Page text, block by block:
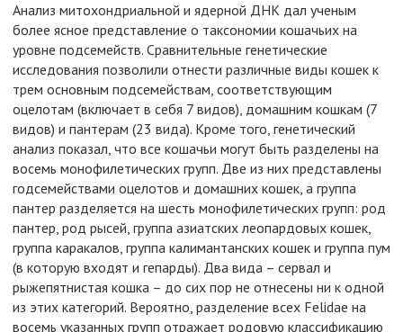
Анализ митохондриальной и ядерной ДНК дал ученым
более ясное представление о таксономии кошачьих на
уровне подсемейств. Сравнительные генетические
исследования позволили отнести различные виды кошек к
трем основным подсемействам, соответствующим
оцелотам (включает в себя 7 видов), домашним кошкам (7
видов) и пантерам (23 вида). Кроме того, генетический
анализ показал, что все кошачьи могут быть разделены на
восемь монофилетических групп. Две из них представлены
годсемействами оцелотов и домашних кошек, а группа
пантер разделяется на шесть монофилетических групп: род
пантер, род рысей, группа азиатских леопардовых кошек,
группа каракалов, группа калимантанских кошек и группа пум
(в которую входят и гепарды). Два вида – сервал и
рыжепятнистая кошка – до сих пор не отнесены ни к одной
из этих категорий. Вероятно, разделение всех Felidae на
восемь указанных групп отражает родовую классификацию